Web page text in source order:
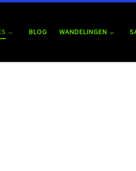
BLOG WANDELINGEN